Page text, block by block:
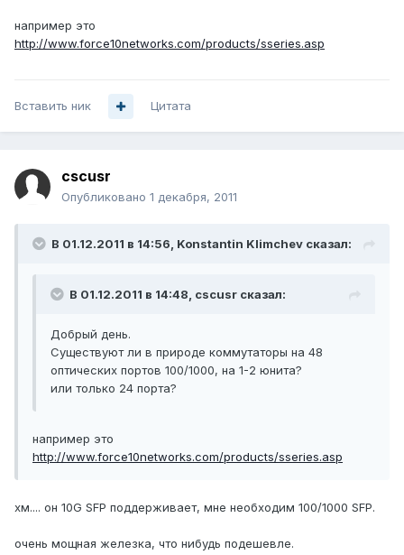
например это
http://www.force10networks.com/products/sseries.asp
Вставить ник Цитата
cscusr
Опубликовано 1 декабря, 2011
В 01.12.2011 в 14:56, Konstantin Klimchev сказал:
В 01.12.2011 в 14:48, cscusr сказал:
Добрый день.
Существуют ли в природе коммутаторы на 48
оптических портов 100/1000, на 1-2 юнита?
или только 24 порта?
например это
http://www.force10networks.com/products/sseries.asp
хм.... он 10G SFP поддерживает, мне необходим 100/1000 SFP.
очень мощная железка, что нибудь подешевле.